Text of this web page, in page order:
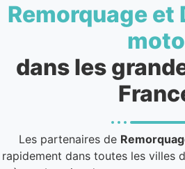
Remorquage et
moto
dans les
Les partenaires de
rapidement dans toutes les villes